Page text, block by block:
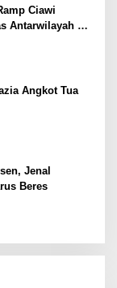
Ciawi
Antarwilayah di
Angkot Tua
Jenal
Beres